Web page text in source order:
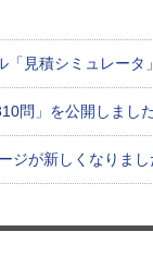
「見積シミュレータ
問」を公開しまし
ジが新しくなりまし